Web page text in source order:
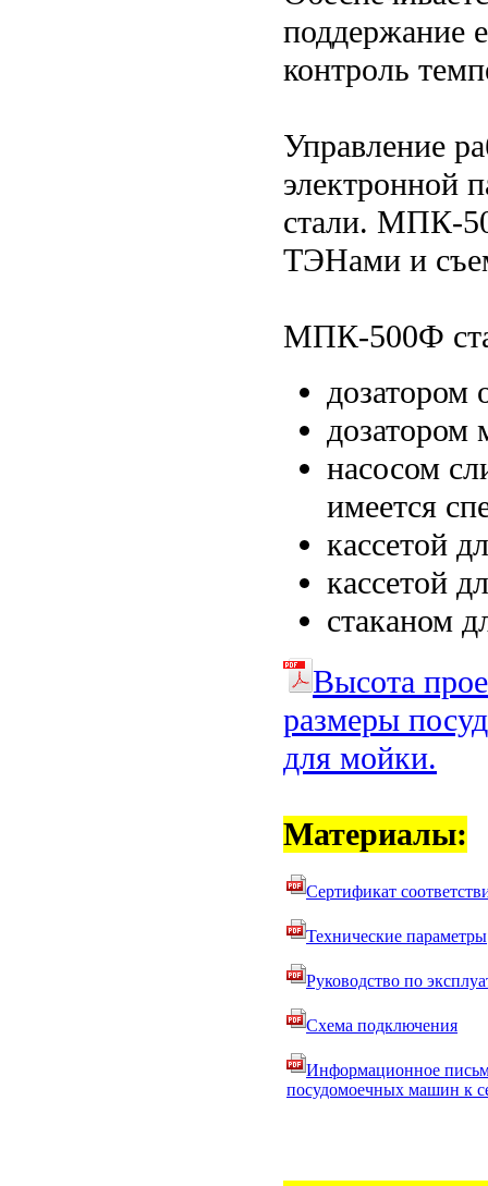
поддержание
контроль
Управление
электронной
стали. МПК-
ТЭНами и
МПК-500Ф
дозатором
дозатором
насосом
имеется
кассетой
кассетой
стаканом
Высота
размеры
для мойки.
Материалы:
Сертификат
Технические параметры
Руководство по
Схема подключения
Информационное
посудомоечных машин к